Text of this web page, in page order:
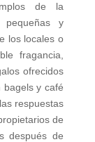
de la
y
los locales o
fragancia,
ofrecidos
bagels y café
respuestas
de
después de